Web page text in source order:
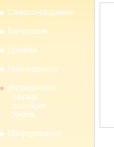
Самогоноварение
Виноделие
Дрожжи
Пивоварение
Ингредиенты
солод
эссенции
Хмель
Оборудование